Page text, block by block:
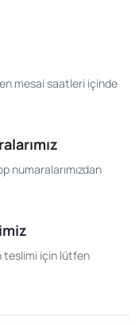
mesai saatleri içinde
numaralarımızdan
teslimi için lütfen